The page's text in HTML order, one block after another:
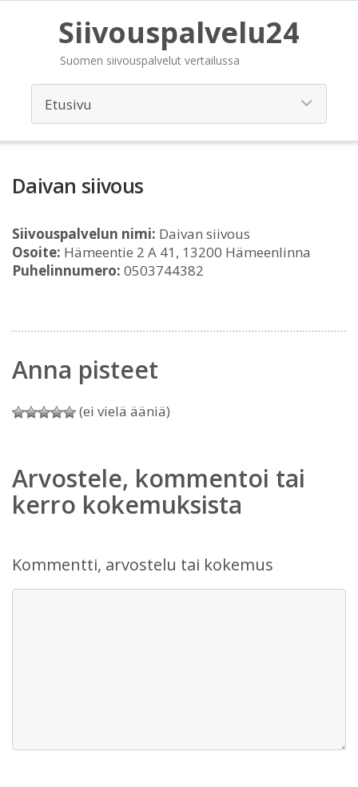
Siivouspalvelu24
Suomen siivouspalvelut vertailussa
Daivan siivous
Siivouspalvelun nimi: Daivan siivous
Osoite: Hämeentie 2 A 41, 13200 Hämeenlinna
Puhelinnumero: 0503744382
Anna pisteet
(ei vielä ääniä)
Arvostele, kommentoi tai
kerro kokemuksista
Kommentti, arvostelu tai kokemus